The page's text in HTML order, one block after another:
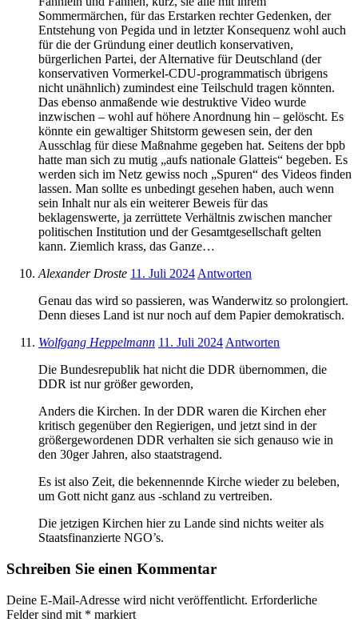
Sommermärchen, für das Erstarken rechter Gedenken, der
Entstehung von Pegida und in letzter Konsequenz wohl auch
für die der Gründung einer deutlich konservativen,
bürgerlichen Partei, der Alternative für Deutschland (der
konservativen Vormerkel-CDU-programmatisch übrigens
nicht unähnlich) zumindest eine Teilschuld tragen könnten.
Das ebenso anmaßende wie destruktive Video wurde
inzwischen – wohl auf höhere Anordnung hin – gelöscht. Es
könnte ein gewaltiger Shitstorm gewesen sein, der den
Ausschlag für diese Maßnahme gegeben hat. Seitens der bpb
hatte man sich zu mutig „aufs nationale Glatteis“ begeben. Es
werden sich im Netz gewiss noch „Spuren“ des Videos finden
lassen. Man sollte es unbedingt gesehen haben, auch wenn
sein Inhalt nur als ein weiterer Beweis für das
beklagenswerte, ja zerrüttete Verhältnis zwischen mancher
politischen Institution und der Gesamtgesellschaft gelten
kann. Ziemlich krass, das Ganze…
Alexander Droste 11. Juli 2024Antworten
Genau das wird so passieren, was Wanderwitz so prolongiert.
Denn dieses Land ist nur noch auf dem Papier demokratisch.
Wolfgang Heppelmann 11. Juli 2024Antworten
Die Bundesrepublik hat nicht die DDR übernommen, die
DDR ist nur größer geworden,
Anders die Kirchen. In der DDR waren die Kirchen eher
kritisch gegenüber den Regierigen, und jetzt sind in der
größergewordenen DDR verhalten sie sich genauso wie in
den 30ger Jahren, also staatstragend.
Es ist also Zeit, die bekennennde Kirche wieder zu beleben,
um Gott nicht ganz aus -schland zu vertreiben.
Die jetzigen Kirchen hier zu Lande sind nichts weiter als
Staatsfinanzierte NGO’s.
Schreiben Sie einen Kommentar
Deine E-Mail-Adresse wird nicht veröffentlicht. Erforderliche
Felder sind mit * markiert